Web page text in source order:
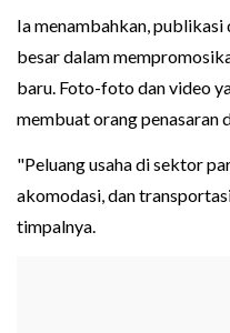
Ia menambahkan,
besar dalam
baru. Foto-foto dan video
membuat orang penasaran
"Peluang usaha di sektor
akomodasi, dan
timpalnya.